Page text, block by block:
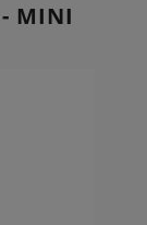
- MINI